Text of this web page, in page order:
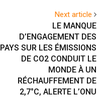
Next article
LE MANQUE
D’ENGAGEMENT DES
PAYS SUR LES ÉMISSIONS
DE CO2 CONDUIT LE
MONDE À UN
RÉCHAUFFEMENT DE
2,7°C, ALERTE L’ONU